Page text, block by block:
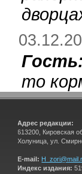
Гость:
то
Адрес редакции:
613200, Кировская
Холуница, ул.
E-mail:
Индекс издания: